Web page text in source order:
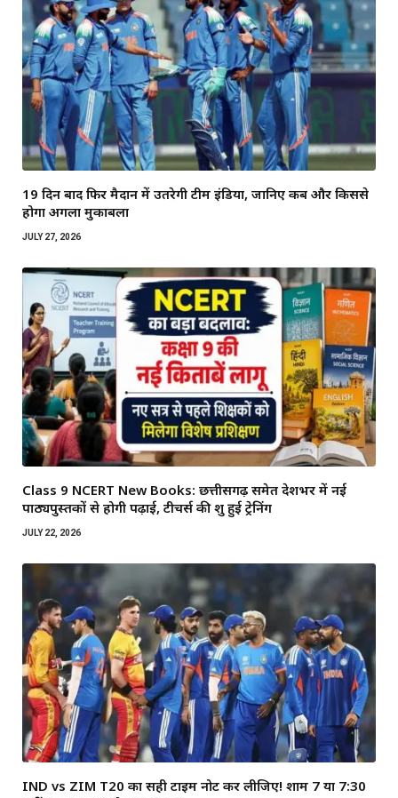
19 दिन बाद फिर मैदान में उतरेगी टीम इंडिया, जानिए कब और किससे
होगा अगला मुकाबला
JULY 27, 2026
Class 9 NCERT New Books: छत्तीसगढ़ समेत देशभर में नई
पाठ्यपुस्तकों से होगी पढ़ाई, टीचर्स की शुरू हुई ट्रेनिंग
JULY 22, 2026
IND vs ZIM T20 का सही टाइम नोट कर लीजिए! शाम 7 या 7:30